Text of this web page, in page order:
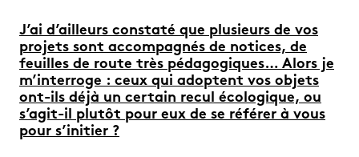
J’ai d’ailleurs constaté que plusieurs de vos
projets sont accompagnés de notices, de
feuilles de route très pédagogiques… Alors je
m’interroge : ceux qui adoptent vos objets
ont-ils déjà un certain recul écologique, ou
s’agit-il plutôt pour eux de se référer à vous
pour s’initier ?